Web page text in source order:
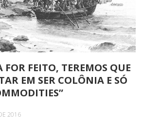
FOR FEITO, TEREMOS QUE
EM SER COLÔNIA E SÓ
2016